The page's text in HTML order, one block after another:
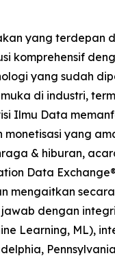
yang terdepan
komprehensif
yang sudah
di industri,
Ilmu Data
yang
& hiburan,
Data
mengaitkan
dengan
Learning, ML),